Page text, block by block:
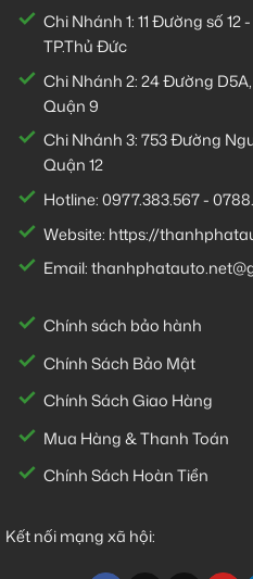
Chi Nhánh 1:11 Đường số
TP.Thủ Đức
Chi Nhánh 2:24 Đường
Quận 9
Chi Nhánh 3:753 Đường
Quận 12
Hotline:0977.383.567-
Website: https://
Email:
Chính sách bảo hành
Chính Sách Bảo Mật
Chính Sách Giao Hàng
Mua Hàng & Thanh Toán
Chính Sách Hoàn Tiền
Kết nối mạng xã hội: